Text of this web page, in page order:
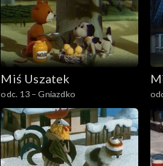
Miś Uszatek
odc. 13 – Gniazdko